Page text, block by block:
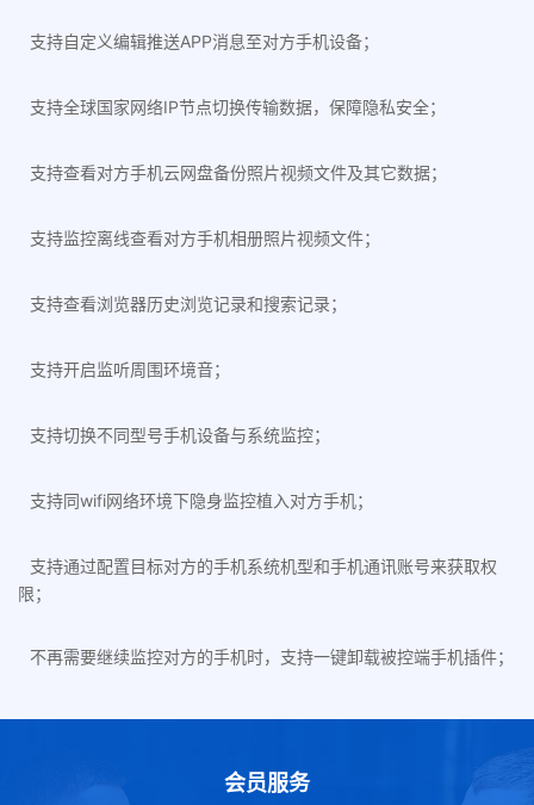
支持自定义编辑推送APP消息至对方手机设备；
支持全球国家网络IP节点切换传输数据，保障隐私安全；
支持查看对方手机云网盘备份照片视频文件及其它数据；
支持监控离线查看对方手机相册照片视频文件；
支持查看浏览器历史浏览记录和搜索记录；
支持开启监听周围环境音；
支持切换不同型号手机设备与系统监控；
支持同wifi网络环境下隐身监控植入对方手机；
支持通过配置目标对方的手机系统机型和手机通讯账号来获取权
限；
不再需要继续监控对方的手机时，支持一键卸载被控端手机插件；
会员服务